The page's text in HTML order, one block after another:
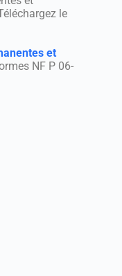
le
et
NF P 06-